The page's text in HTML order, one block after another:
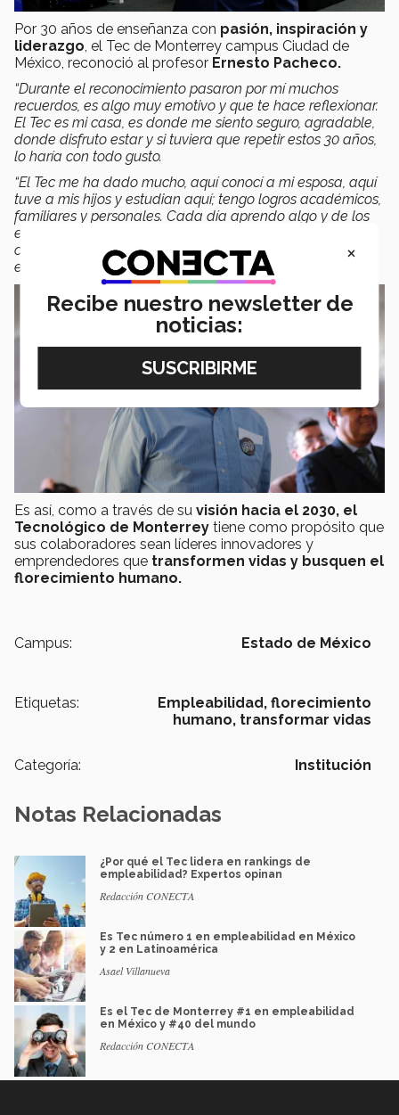
Por 30 años de enseñanza con pasión, inspiración y
liderazgo , el Tec de Monterrey campus Ciudad de
México, reconoció al profesor Ernesto Pacheco.
“Durante el reconocimiento pasaron por mí muchos
recuerdos, es algo muy emotivo y que te hace reflexionar.
El Tec es mi casa, es donde me siento seguro, agradable,
donde disfruto estar ysi tuviera que repetir estos 30 años,
lo haría con todo gusto.
“El Tec me ha dado mucho, aquí conocí a mi esposa, aquí
tuve a mis hijos y estudian aquí; tengo logros académicos,
familiares y personales. Cada día aprendo algo y de los
estudiantes aprendo la alegría y las ganas de hacer las
cosas bien, de comprometerse, de luchar por ser mejores,
eso me llevo y agradezco” , dijo el profesor.
Es así, como a través de su visión hacia el 2030, el
Tecnológico de Monterrey tiene como propósito que
sus colaboradores sean líderes innovadores y
emprendedores que transformen vidas y busquen el
florecimiento humano.
Campus: Estado de México
Etiquetas: Empleabilidad, florecimiento
humano, transformar vidas
Categoría: Institución
Notas Relacionadas
¿Por qué el Tec lidera en rankings de
empleabilidad? Expertos opinan
Redacción CONECTA
Es Tec número 1 en empleabilidad en México
y 2 en Latinoamérica
Asael Villanueva
Es el Tec de Monterrey #1 en empleabilidad
en México y #40 del mundo
Redacción CONECTA
×
Recibe nuestro newsletter de
noticias: